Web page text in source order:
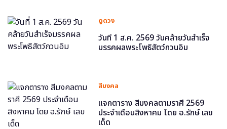
ดูดวง
วันที่ 1 ส.ค. 2569 วันคล้ายวันสำเร็จ
มรรคผลพระโพธิสัตว์กวนอิม
สีมงคล
แจกตาราง สีมงคลตามราศี 2569
ประจำเดือนสิงหาคม โดย อ.รักษ์ เลข
เด็ด